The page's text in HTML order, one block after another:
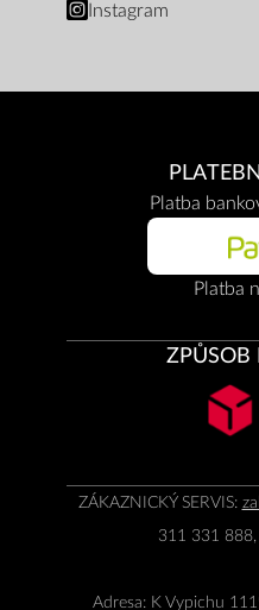
Instagram
Platba
Platba
ZPŮSOB
ZÁKAZNICKÝ SERVIS:
311 331 888,
Adresa: K Vypichu